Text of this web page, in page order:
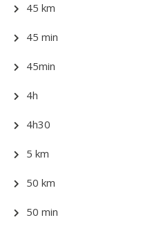
45 km
45 min
45min
4h
4h30
5 km
50 km
50 min